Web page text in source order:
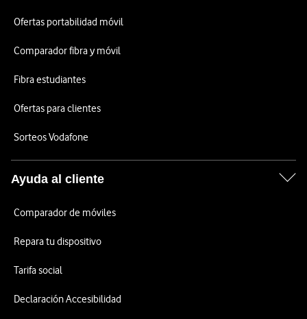
Ofertas portabilidad móvil
Comparador fibra y móvil
Fibra estudiantes
Ofertas para clientes
Sorteos Vodafone
Ayuda al cliente
Comparador de móviles
Repara tu dispositivo
Tarifa social
Declaración Accesibilidad